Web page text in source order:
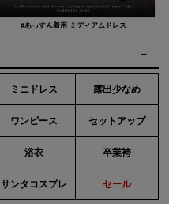
#あっすん着用 ミディアムドレス
ミニドレス 露出少なめ
ワンピース セットアップ
浴衣 卒業袴
サンタコスプレ セール